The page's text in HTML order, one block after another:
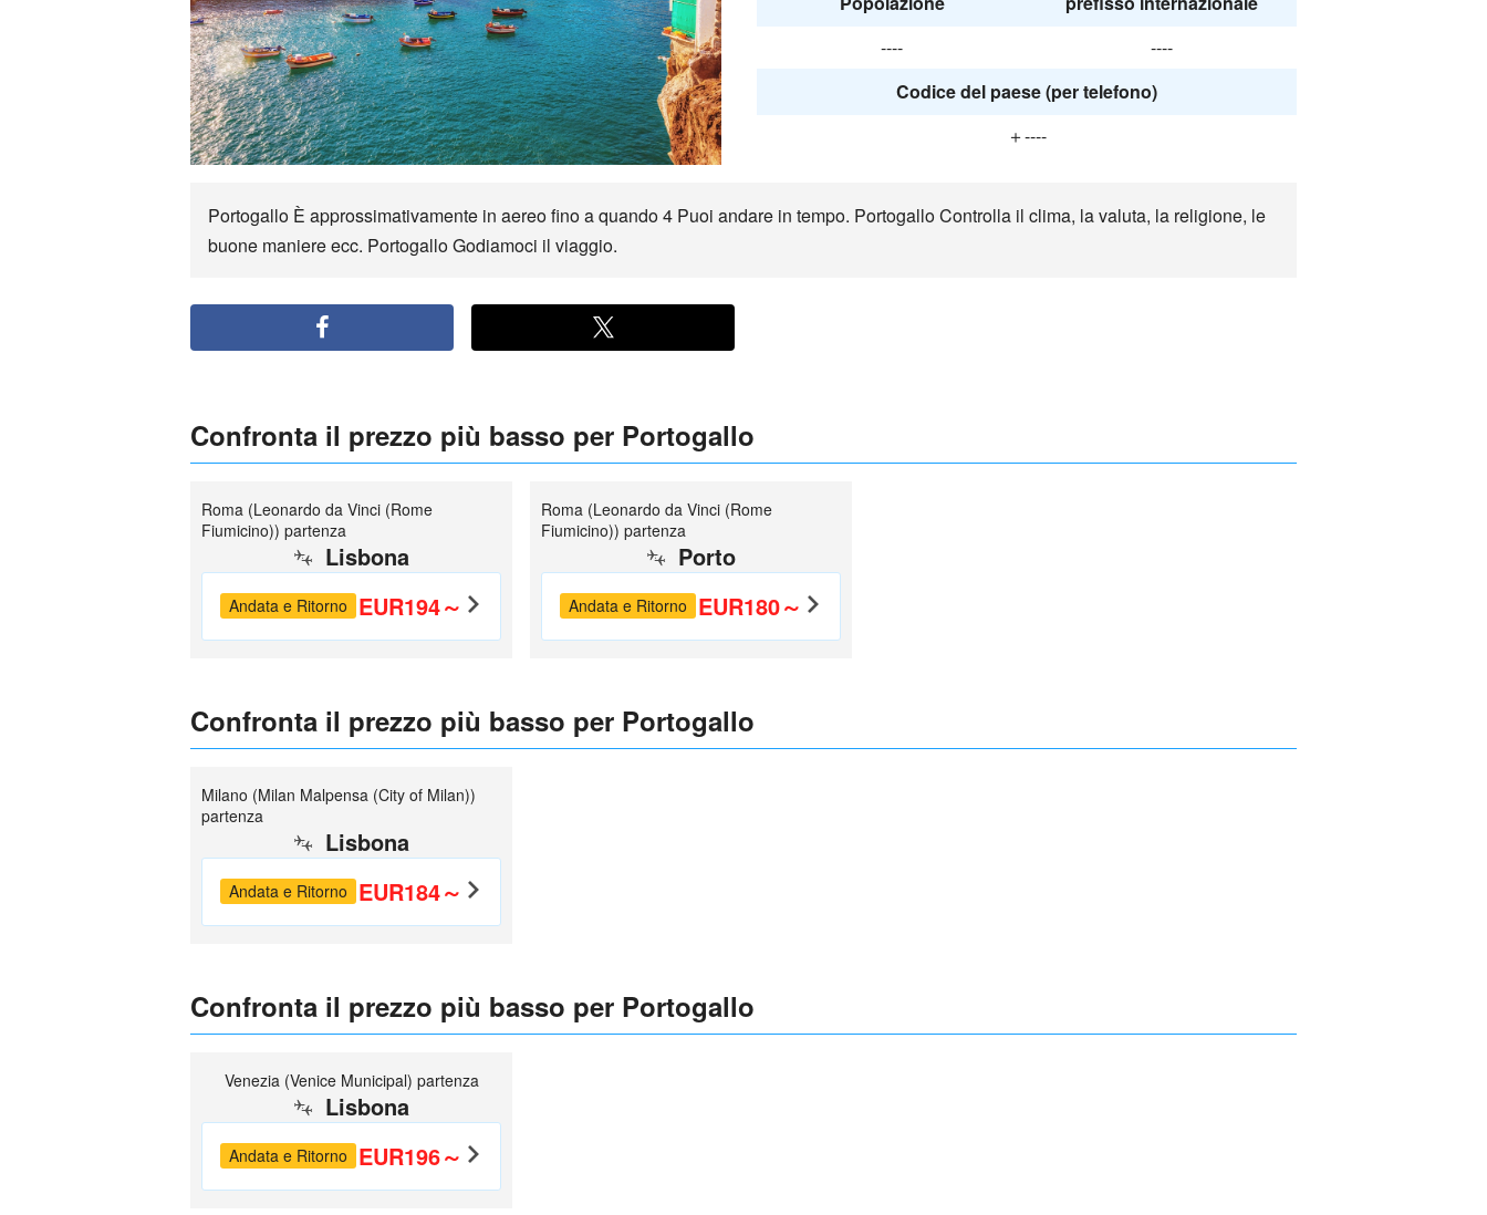
----
----
Codice del paese (per telefono)
＋----
Portogallo È approssimativamente in aereo fino a quando 4 Puoi andare in tempo. Portogallo Controlla il clima, la valuta, la religione, le
buone maniere ecc. Portogallo Godiamoci il viaggio.
Confronta il prezzo più basso per Portogallo
Roma (Leonardo da Vinci (Rome
Fiumicino)) partenza
Lisbona
Andata e Ritorno EUR194～
Roma (Leonardo da Vinci (Rome
Fiumicino)) partenza
Porto
Andata e Ritorno EUR180～
Confronta il prezzo più basso per Portogallo
Milano (Milan Malpensa (City of Milan))
partenza
Lisbona
Andata e Ritorno EUR184～
Confronta il prezzo più basso per Portogallo
Venezia (Venice Municipal) partenza
Lisbona
Andata e Ritorno EUR196～